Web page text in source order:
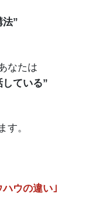
法”
なたは
ている”
す。
ウの違い｣